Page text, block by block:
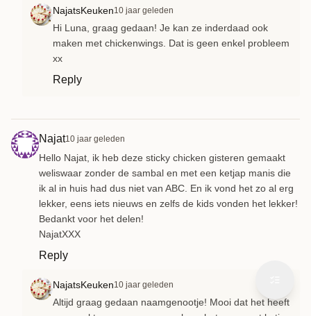
NajatsKeuken10 jaar geleden
Hi Luna, graag gedaan! Je kan ze inderdaad ook
maken met chickenwings. Dat is geen enkel probleem
xx
Reply
Najat10 jaar geleden
Hello Najat, ik heb deze sticky chicken gisteren gemaakt
weliswaar zonder de sambal en met een ketjap manis die
ik al in huis had dus niet van ABC. En ik vond het zo al erg
lekker, eens iets nieuws en zelfs de kids vonden het lekker!
Bedankt voor het delen!
NajatXXX
Reply
NajatsKeuken10 jaar geleden
Altijd graag gedaan naamgenootje! Mooi dat het heeft